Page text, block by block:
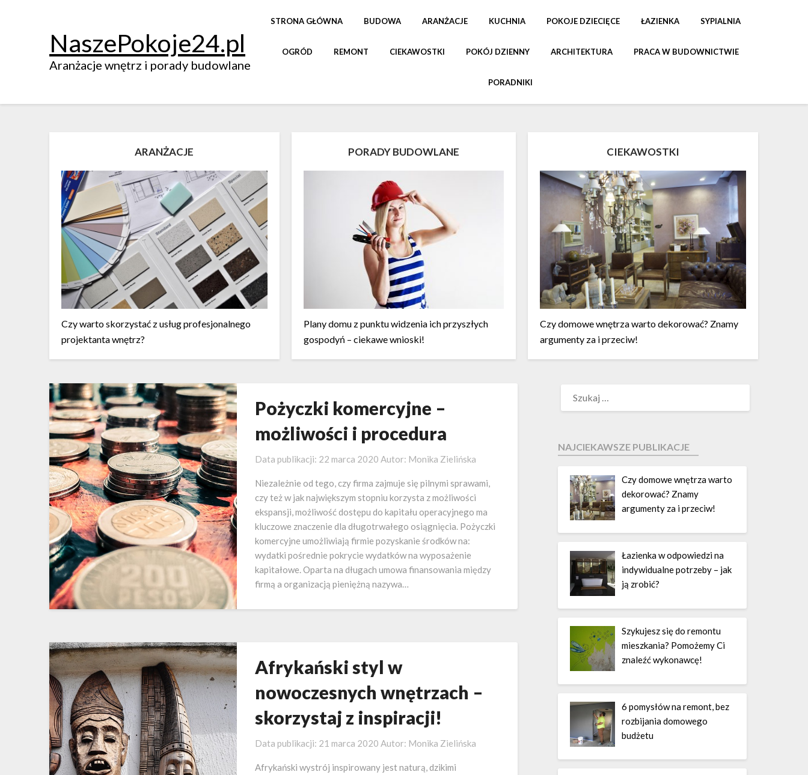
NaszePokoje24.pl
Aranżacje wnętrz i porady budowlane
STRONA GŁÓWNA BUDOWA ARANŻACJE KUCHNIA POKOJE DZIECIĘCE ŁAZIENKA SYPIALNIA
OGRÓD REMONT CIEKAWOSTKI POKÓJ DZIENNY ARCHITEKTURA PRACA W BUDOWNICTWIE
PORADNIKI
ARANŻACJE
Czy warto skorzystać z usług profesjonalnego
projektanta wnętrz?
PORADY BUDOWLANE
Plany domu z punktu widzenia ich przyszłych
gospodyń – ciekawe wnioski!
CIEKAWOSTKI
Czy domowe wnętrza warto dekorować? Znamy
argumenty za i przeciw!
Pożyczki komercyjne –
możliwości i procedura
Data publikacji: 22 marca 2020 Autor: Monika Zielińska
Niezależnie od tego, czy firma zajmuje się pilnymi sprawami,
czy też w jak największym stopniu korzysta z możliwości
ekspansji, możliwość dostępu do kapitału operacyjnego ma
kluczowe znaczenie dla długotrwałego osiągnięcia. Pożyczki
komercyjne umożliwiają firmie pozyskanie środków na:
wydatki pośrednie pokrycie wydatków na wyposażenie
kapitałowe. Oparta na długach umowa finansowania między
firmą a organizacją pieniężną nazywa…
Afrykański styl w
nowoczesnych wnętrzach –
skorzystaj z inspiracji!
Data publikacji: 21 marca 2020 Autor: Monika Zielińska
Afrykański wystrój inspirowany jest naturą, dzikimi
NAJCIEKAWSZE PUBLIKACJE
Czy domowe wnętrza warto
dekorować? Znamy
argumenty za i przeciw!
Łazienka w odpowiedzi na
indywidualne potrzeby – jak
ją zrobić?
Szykujesz się do remontu
mieszkania? Pomożemy Ci
znaleźć wykonawcę!
6 pomysłów na remont, bez
rozbijania domowego
budżetu